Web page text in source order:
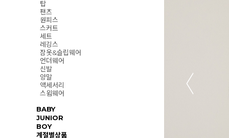
탑
팬츠
원피스
스커트
세트
레깅스
잠옷&슬립웨어
언더웨어
신발
양말
액세서리
스윔웨어
BABY
JUNIOR
BOY
계절별상품